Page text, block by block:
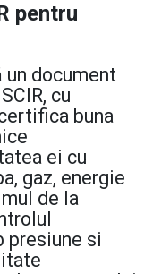
pentru
document
cu
buna
ei cu
gaz, energie
de la
presiune si